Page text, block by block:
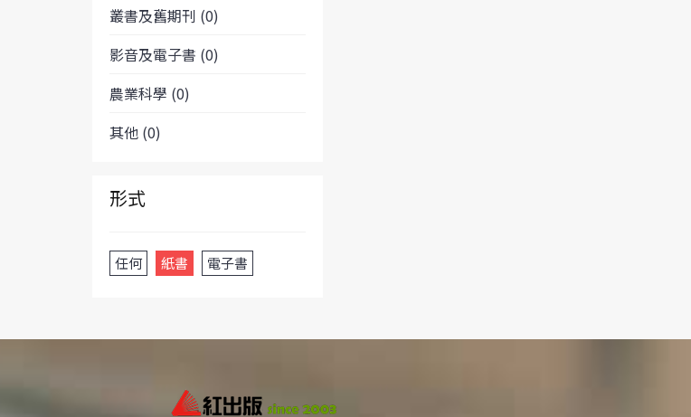
叢書及舊期刊 (0)
影音及電子書 (0)
農業科學 (0)
其他 (0)
形式
任何 紙書 電子書